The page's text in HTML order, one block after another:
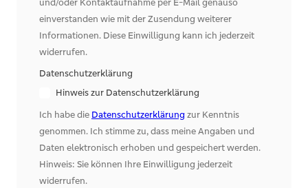
und/oder Kontaktaufnahme per E-Mail genauso
einverstanden wie mit der Zusendung weiterer
Informationen. Diese Einwilligung kann ich jederzeit
widerrufen.
Datenschutzerklärung
Hinweis zur Datenschutzerklärung
Ich habe die Datenschutzerklärungzur Kenntnis
genommen. Ich stimme zu, dass meine Angaben und
Daten elektronisch erhoben und gespeichert werden.
Hinweis: Sie können Ihre Einwilligung jederzeit
widerrufen.